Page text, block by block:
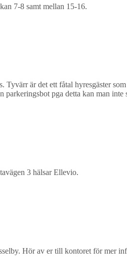
7-8 samt mellan 15-16.
är det ett fåtal hyresgäster
pga detta kan man
3 hälsar Ellevio.
Hör av er till kontoret för mer